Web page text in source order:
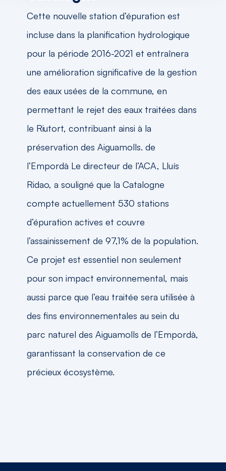
Cette nouvelle station d’épuration est
incluse dans la planification hydrologique
pour la période 2016-2021 et entraînera
une amélioration significative de la gestion
des eaux usées de la commune, en
permettant le rejet des eaux traitées dans
le Riutort, contribuant ainsi à la
préservation des Aiguamolls. de
l’Empordà Le directeur de l’ACA, Lluís
Ridao, a souligné que la Catalogne
compte actuellement 530 stations
d’épuration actives et couvre
l’assainissement de 97,1% de la population.
Ce projet est essentiel non seulement
pour son impact environnemental, mais
aussi parce que l’eau traitée sera utilisée à
des fins environnementales au sein du
parc naturel des Aiguamolls de l’Empordà,
garantissant la conservation de ce
précieux écosystème.